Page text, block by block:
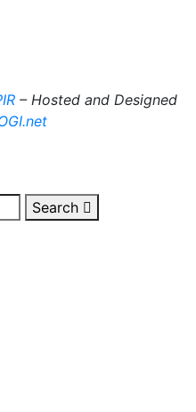
– Hosted and Designed
Search